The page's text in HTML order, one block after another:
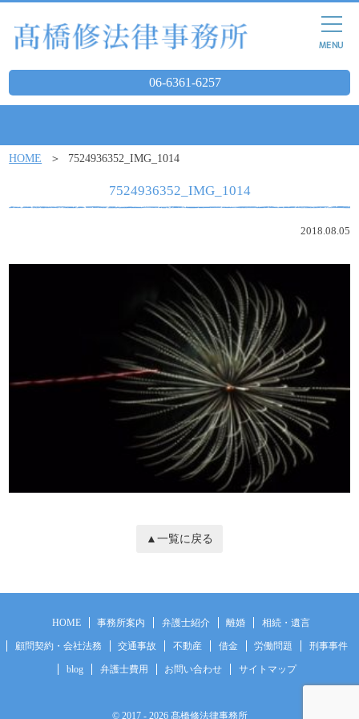
06-6361-6257
HOME 7524936352_IMG_1014
7524936352_IMG_1014
2018.08.05
▲一覧に戻る
HOME 事務所案内 弁護士紹介 離婚 相続・遺言
顧問契約・会社法務 交通事故 不動産 借金 労働問題 刑事事件
blog 弁護士費用 お問い合わせ サイトマップ
© 2017 - 2026 髙橋修法律事務所